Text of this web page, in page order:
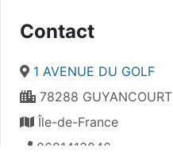
Contact
1 AVENUE DU GOLF
78288 GUYANCOURT
Île-de-France
0681413846